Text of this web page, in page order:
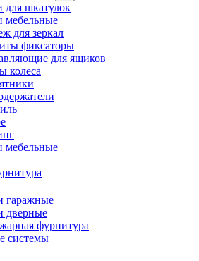
для шкатулок
мебельные
для зеркал
фиксаторы
для ящиков
колеса
мебельные
гаражные
дверные
фурнитура
системы